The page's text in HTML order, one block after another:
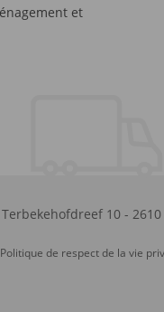
et
Terbekehofdreef 10- 2610
Politique de respect de la vie